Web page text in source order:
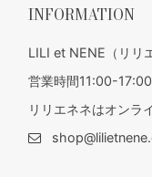
INFORMATION
LILI et NENE（リリ
営業時間11:00-
リリエネネはオンラ